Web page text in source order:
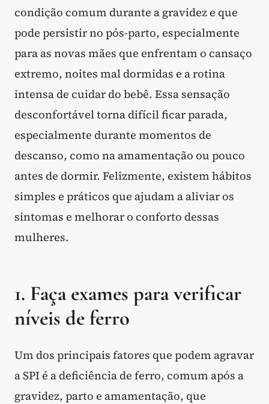
condição comum durante a gravidez e que
pode persistir no pós-parto, especialmente
para as novas mães que enfrentam o cansaço
extremo, noites mal dormidas e a rotina
intensa de cuidar do bebê. Essa sensação
desconfortável torna difícil ficar parada,
especialmente durante momentos de
descanso, como na amamentação ou pouco
antes de dormir. Felizmente, existem hábitos
simples e práticos que ajudam a aliviar os
sintomas e melhorar o conforto dessas
mulheres.
1. Faça exames para verificar
níveis de ferro
Um dos principais fatores que podem agravar
a SPI é a deficiência de ferro, comum após a
gravidez, parto e amamentação, que